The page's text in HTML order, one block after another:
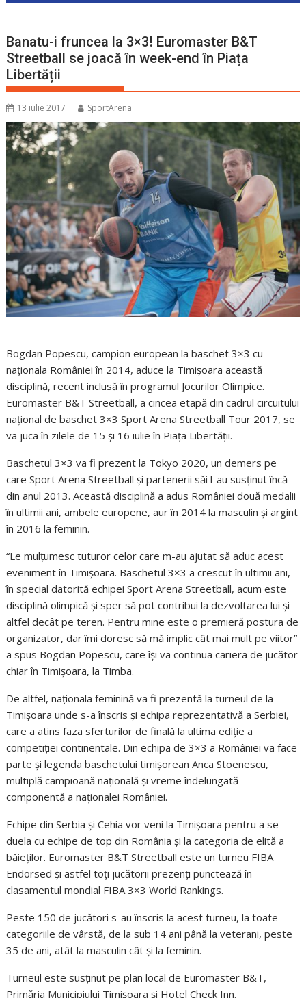
Banatu-i fruncea la 3×3! Euromaster B&T
Streetball se joacă în week-end în Piața
Libertății
13 iulie 2017 SportArena
Bogdan Popescu, campion european la baschet 3×3 cu
naționala României în 2014, aduce la Timișoara această
disciplină, recent inclusă în programul Jocurilor Olimpice.
Euromaster B&T Streetball, a cincea etapă din cadrul circuitului
național de baschet 3×3 Sport Arena Streetball Tour 2017, se
va juca în zilele de 15 și 16 iulie în Piața Libertății.
Baschetul 3×3 va fi prezent la Tokyo 2020, un demers pe
care Sport Arena Streetball și partenerii săi l-au susținut încă
din anul 2013. Această disciplină a adus României două medalii
în ultimii ani, ambele europene, aur în 2014 la masculin și argint
în 2016 la feminin.
“Le mulțumesc tuturor celor care m-au ajutat să aduc acest
eveniment în Timișoara. Baschetul 3×3 a crescut în ultimii ani,
în special datorită echipei Sport Arena Streetball, acum este
disciplină olimpică și sper să pot contribui la dezvoltarea lui și
altfel decât pe teren. Pentru mine este o premieră postura de
organizator, dar îmi doresc să mă implic cât mai mult pe viitor”
a spus Bogdan Popescu, care își va continua cariera de jucător
chiar în Timișoara, la Timba.
De altfel, naționala feminină va fi prezentă la turneul de la
Timișoara unde s-a înscris și echipa reprezentativă a Serbiei,
care a atins faza sferturilor de finală la ultima ediție a
competiției continentale. Din echipa de 3×3 a României va face
parte și legenda baschetului timișorean Anca Stoenescu,
multiplă campioană națională și vreme îndelungată
componentă a naționalei României.
Echipe din Serbia și Cehia vor veni la Timișoara pentru a se
duela cu echipe de top din România și la categoria de elită a
băieților. Euromaster B&T Streetball este un turneu FIBA
Endorsed și astfel toți jucătorii prezenți punctează în
clasamentul mondial FIBA 3×3 World Rankings.
Peste 150 de jucători s-au înscris la acest turneu, la toate
categoriile de vârstă, de la sub 14 ani până la veterani, peste
35 de ani, atât la masculin cât și la feminin.
Turneul este susținut pe plan local de Euromaster B&T,
Primăria Municipiului Timișoara și Hotel Check Inn.